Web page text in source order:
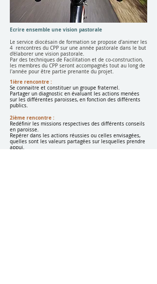
Ecrire ensemble une vision pastorale
Le service diocésain de formation se propose d'animer les
4 rencontres du CPP sur une année pastorale dans le but
d'élaborer une vision pastorale.
Par des techniques de Facilitation et de co-construction,
les membres du CPP seront accompagnés tout au long de
l'année pour être partie prenante du projet. ​​​
1ière rencontre :
Se connaitre et constituer un groupe fraternel.
Partager un diagnostic en évaluant les actions menées
sur les différentes paroisses, en fonction des différents
publics.
2ième rencontre :
Redéfinir les missions respectives des différents conseils
en paroisse.
Repérer dans les actions réussies ou celles envisagées,
quelles sont les valeurs partagées sur lesquelles prendre
appui.